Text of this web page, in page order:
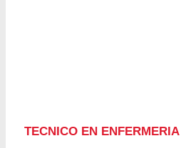
TECNICO EN ENFERMERIA